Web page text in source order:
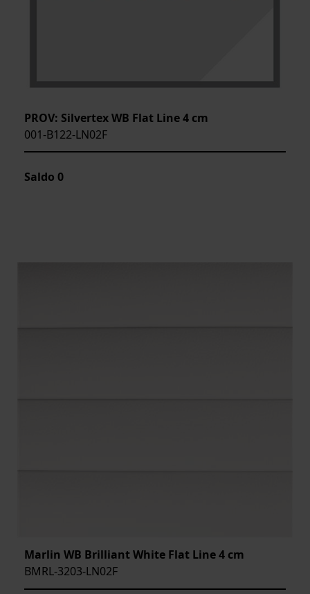
PROV: Silvertex WB Flat Line 4 cm
001-B122-LN02F
Saldo 0
Marlin WB Brilliant White Flat Line 4 cm
BMRL-3203-LN02F